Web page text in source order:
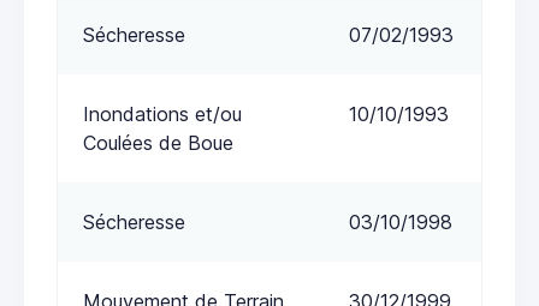
Sécheresse 07/02/1993
Inondations et/ou
Coulées de Boue
10/10/1993
Sécheresse 03/10/1998
Mouvement de Terrain 30/12/1999